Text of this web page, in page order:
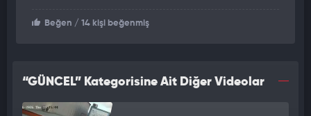
Beğen / 14 kişi beğenmiş
“GÜNCEL” Kategorisine Ait Diğer Videolar